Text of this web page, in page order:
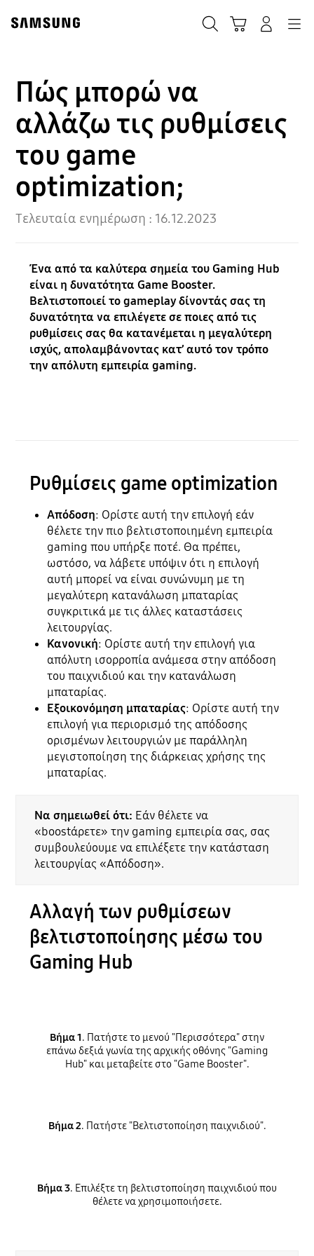
content
accessibility
Πώς μπορώ να
αλλάζω τις ρυθμίσεις
του game
optimization;
Τελευταία ενημέρωση : 16.12.2023
Ένα από τα καλύτερα σημεία του Gaming Hub
είναι η δυνατότητα Game Booster.
Βελτιστοποιεί το gameplay δίνοντάς σας τη
δυνατότητα να επιλέγετε σε ποιες από τις
ρυθμίσεις σας θα κατανέμεται η μεγαλύτερη
ισχύς, απολαμβάνοντας κατ’ αυτό τον τρόπο
την απόλυτη εμπειρία gaming.
Ρυθμίσεις game optimization
Απόδοση: Ορίστε αυτή την επιλογή εάν
θέλετε την πιο βελτιστοποιημένη εμπειρία
gaming που υπήρξε ποτέ. Θα πρέπει,
ωστόσο, να λάβετε υπόψιν ότι η επιλογή
αυτή μπορεί να είναι συνώνυμη με τη
μεγαλύτερη κατανάλωση μπαταρίας
συγκριτικά με τις άλλες καταστάσεις
λειτουργίας.
Κανονική: Ορίστε αυτή την επιλογή για
απόλυτη ισορροπία ανάμεσα στην απόδοση
του παιχνιδιού και την κατανάλωση
μπαταρίας.
Εξοικονόμηση μπαταρίας: Ορίστε αυτή την
επιλογή για περιορισμό της απόδοσης
ορισμένων λειτουργιών με παράλληλη
μεγιστοποίηση της διάρκειας χρήσης της
μπαταρίας.
Να σημειωθεί ότι: Εάν θέλετε να
«boostάρετε» την gaming εμπειρία σας, σας
συμβουλεύουμε να επιλέξετε την κατάσταση
λειτουργίας «Απόδοση».
Αλλαγή των ρυθμίσεων
βελτιστοποίησης μέσω του
Gaming Hub
Βήμα 1. Πατήστε το μενού "Περισσότερα" στην
επάνω δεξιά γωνία της αρχικής οθόνης "Gaming
Hub" και μεταβείτε στο "Game Booster".
Βήμα 2. Πατήστε "Βελτιστοποίηση παιχνιδιού".
Βήμα 3. Επιλέξτε τη βελτιστοποίηση παιχνιδιού που
θέλετε να χρησιμοποιήσετε.